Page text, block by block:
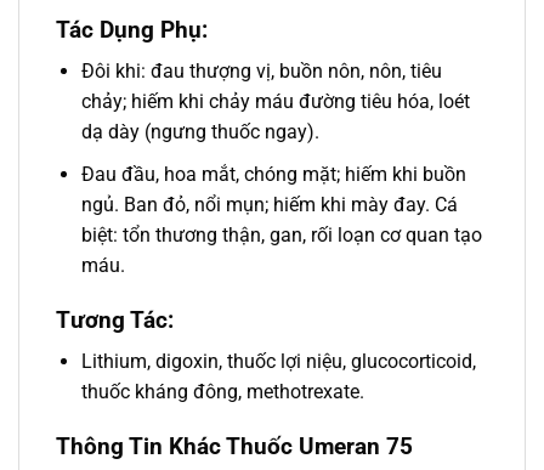
Tác Dụng Phụ:
Ðôi khi: đau thượng vị, buồn nôn, nôn, tiêu
chảy; hiếm khi chảy máu đường tiêu hóa, loét
dạ dày (ngưng thuốc ngay).
Ðau đầu, hoa mắt, chóng mặt; hiếm khi buồn
ngủ. Ban đỏ, nổi mụn; hiếm khi mày đay. Cá
biệt: tổn thương thận, gan, rối loạn cơ quan tạo
máu.
Tương Tác:
Lithium, digoxin, thuốc lợi niệu, glucocorticoid,
thuốc kháng đông, methotrexate.
Thông Tin Khác Thuốc Umeran 75